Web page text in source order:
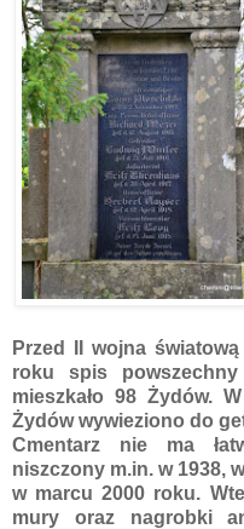
Przed II wojna
roku spis
mieszkało 98 Żydów.
Żydów wywieziono do
Cmentarz nie ma
niszczony m.in. w 1938,
w marcu 2000 roku.
mury oraz nagrobki